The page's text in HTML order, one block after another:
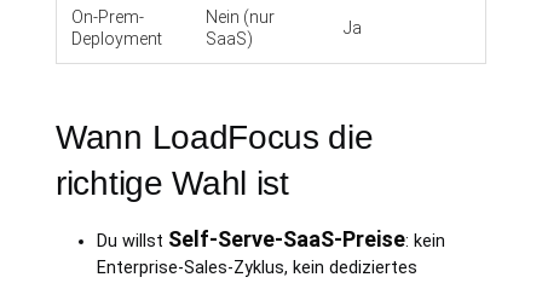
On-Prem-
Deployment
Nein (nur
SaaS)
Ja
Wann LoadFocus die
richtige Wahl ist
Du willst Self-Serve-SaaS-Preise: kein
Enterprise-Sales-Zyklus, kein dediziertes